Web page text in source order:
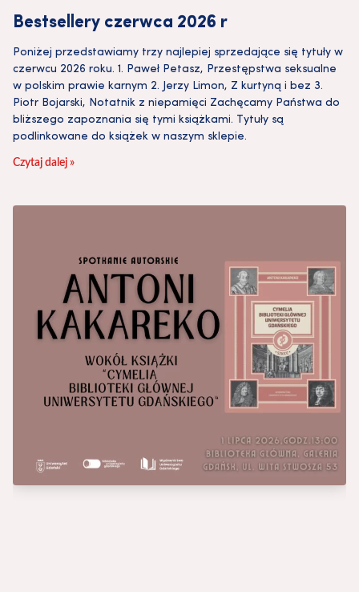
Bestsellery czerwca 2026 r
Poniżej przedstawiamy trzy najlepiej sprzedające się tytuły w
czerwcu 2026 roku. 1. Paweł Petasz, Przestępstwa seksualne
w polskim prawie karnym 2. Jerzy Limon, Z kurtyną i bez 3.
Piotr Bojarski, Notatnik z niepamięci Zachęcamy Państwa do
bliższego zapoznania się tymi książkami. Tytuły są
podlinkowane do książek w naszym sklepie.
Czytaj dalej »